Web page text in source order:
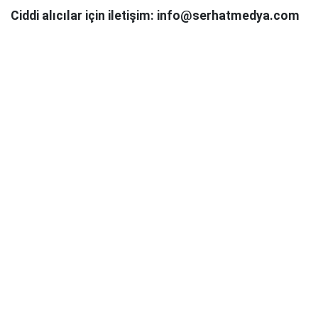
Ciddi alıcılar için iletişim: info@serhatmedya.com